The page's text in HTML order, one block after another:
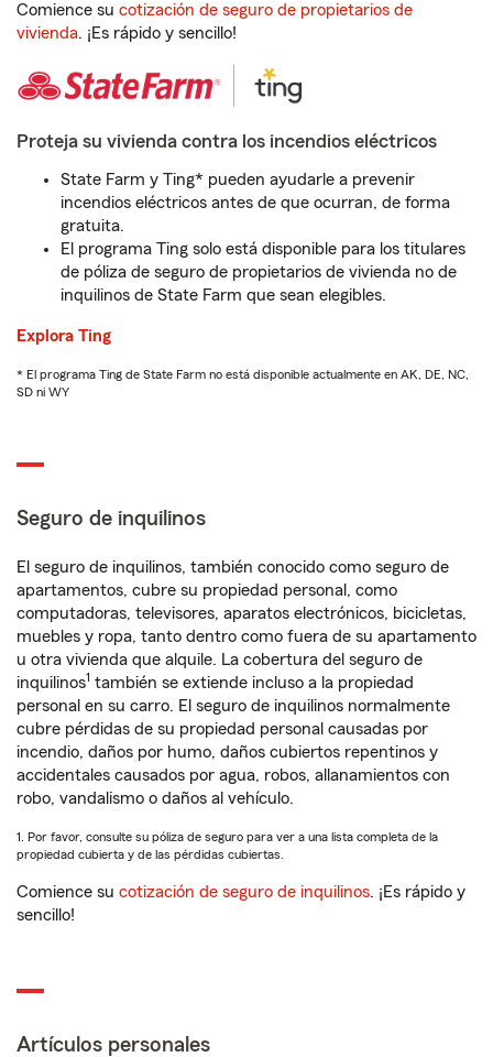
Comience su cotización de seguro de propietarios de
vivienda. ¡Es rápido y sencillo!
Proteja su vivienda contra los incendios eléctricos
State Farm y Ting* pueden ayudarle a prevenir
incendios eléctricos antes de que ocurran, de forma
gratuita.
El programa Ting solo está disponible para los titulares
de póliza de seguro de propietarios de vivienda no de
inquilinos de State Farm que sean elegibles.
Explora Ting
* El programa Ting de State Farm no está disponible actualmente en AK, DE, NC,
SD ni WY
Seguro de inquilinos
El seguro de inquilinos, también conocido como seguro de
apartamentos, cubre su propiedad personal, como
computadoras, televisores, aparatos electrónicos, bicicletas,
muebles y ropa, tanto dentro como fuera de su apartamento
u otra vivienda que alquile. La cobertura del seguro de
inquilinos1 también se extiende incluso a la propiedad
personal en su carro. El seguro de inquilinos normalmente
cubre pérdidas de su propiedad personal causadas por
incendio, daños por humo, daños cubiertos repentinos y
accidentales causados por agua, robos, allanamientos con
robo, vandalismo o daños al vehículo.
1. Por favor, consulte su póliza de seguro para ver a una lista completa de la
propiedad cubierta y de las pérdidas cubiertas.
Comience su cotización de seguro de inquilinos. ¡Es rápido y
sencillo!
Artículos personales